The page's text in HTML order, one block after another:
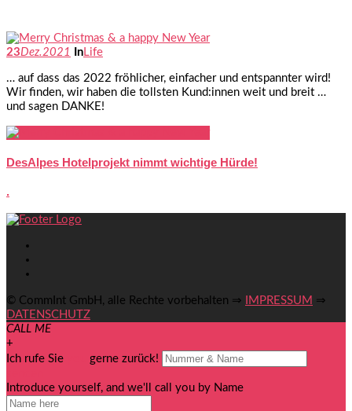
23Dez. 2021 In Life
… auf dass das 2022 fröhlicher, einfacher und entspannter wird!
Wir finden, wir haben die tollsten Kund:innen weit und breit …
und sagen DANKE!
DesAlpes Hotelprojekt nimmt wichtige Hürde!
.
© CommInt GmbH, alle Rechte vorbehalten ⇒ IMPRESSUM ⇒
DATENSCHUTZ
CALL ME
+
Ich rufe Sie
gerne zurück!
Introduce yourself, and we'll call you by Name